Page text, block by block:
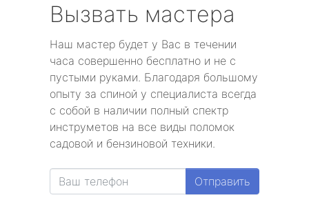
Вызвать мастера
Наш мастер будет у Вас в течении
часа совершенно бесплатно и не с
пустыми руками. Благодаря большому
опыту за спиной у специалиста всегда
с собой в наличии полный спектр
инструметов на все виды поломок
садовой и бензиновой техники.
Отправить